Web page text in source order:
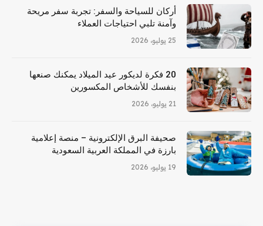
أركان للسياحة والسفر: تجربة سفر مريحة
وآمنة تلبي احتياجات العملاء
25 يوليو، 2026
20 فكرة لديكور عيد الميلاد يمكنك صنعها
بنفسك للأشخاص المكسورين
21 يوليو، 2026
صحيفة البرق الإلكترونية – منصة إعلامية
بارزة في المملكة العربية السعودية
19 يوليو، 2026